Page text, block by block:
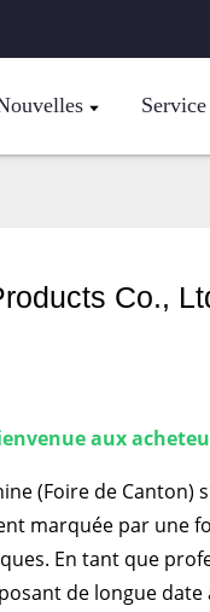
Service
Co.,
aux
(Foire de Canton)
marquée par une
En tant que
de longue